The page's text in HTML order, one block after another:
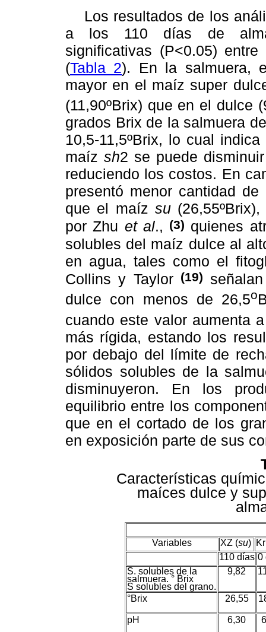
Los resultados de los
a los 110 días de
significativas (P<0.05)
(Tabla 2). En la salmuera,
mayor en el maíz super
(11,90ºBrix) que en el dulce
grados Brix de la salmuera
10,5-11,5ºBrix, lo cual
maíz sh2 se puede
reduciendo los costos. En
presentó menor cantidad de
que el maíz su
por Zhu et al., (3) quienes
solubles del maíz dulce al
en agua, tales como el
Collins y Taylor (19)
dulce con menos de 26,5o
cuando este valor aumenta
más rígida, estando los
por debajo del límite de
sólidos solubles de la
disminuyeron. En los
equilibrio entre los
que en el cortado de los
en exposición parte de sus
Características
maíces dulce y
Variables XZ (su)
110 días 0
S. solubles de la
salmuera. ° Brix
S solubles del grano.
9,82
°Brix 26,55
pH 6,30